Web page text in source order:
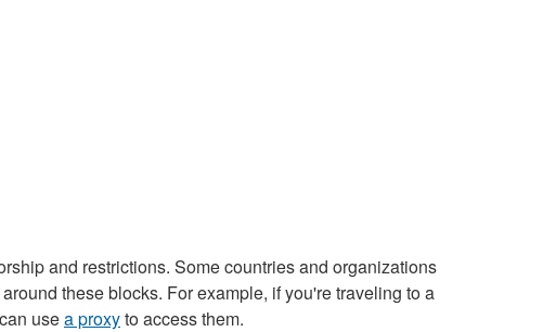
and restrictions. Some countries and organizations
these blocks. For example, if you're traveling to a
usea proxyto access them.